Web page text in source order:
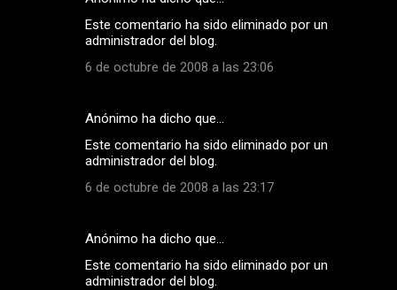
Este comentario ha sido eliminado por un
administrador del blog.
6 de octubre de 2008 a las 23:06
Anónimo ha dicho que…
Este comentario ha sido eliminado por un
administrador del blog.
6 de octubre de 2008 a las 23:17
Anónimo ha dicho que…
Este comentario ha sido eliminado por un
administrador del blog.